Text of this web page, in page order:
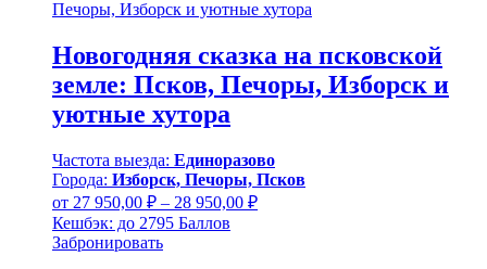
980,00 ₽
Новогодняя сказка на псковской
земле: Псков, Печоры, Изборск и
уютные хутора
Частота выезда: Единоразово
Города: Изборск, Печоры, Псков
от 27 950,00 ₽ – 28 950,00 ₽Диапазон
Кешбэк: до 2795 Баллов
Забронировать